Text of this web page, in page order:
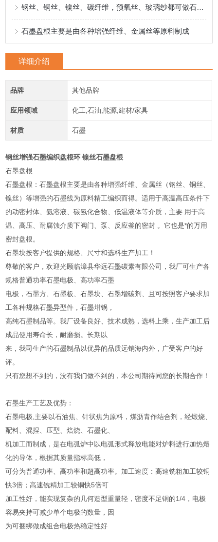
钢丝、铜丝、镍丝、碳纤维，预氧丝、玻璃纱都可做石墨盘根的简金属丝
石墨盘根主要是由各种增强纤维、金属丝等原料制成
详细介绍
品牌 其他品牌
应用领域 化工,石油,能源,建材/家具
材质 石墨
钢丝增强石墨编织盘根环 镍丝石墨盘根
石墨盘根
石墨盘根：石墨盘根主要是由各种增强纤维、金属丝（钢丝、铜丝、
镍丝）等增强的石墨线为原料精工编织而得。适用于高温高压条件下
的动密封体、氨溶液、碳氢化合物、低温液体等介质，主要 用于高
温、高压、耐腐蚀介质下阀门、泵、反应釜的密封 。它也是*的万用
密封盘根。
石墨块按客户提供的规格、尺寸和选料生产加工！
尊敬的客户，欢迎光顾临漳县华远石墨碳素有限公司，我厂可生产各
规格普通功率石墨电极、高功率石墨
电极，石墨方、石墨板、石墨块、石墨增碳剂、且可按照客户要求加
工各种规格石墨异型件，石墨坩锅，
高纯石墨制品等。我厂设备良好、技术成熟，选料上乘，生产加工后
成品使用寿命长，耐磨损。长期以
来，我司生产的石墨制品以优异的品质远销海内外，广受客户的好
评。
只有您想不到的，没有我们做不到的，本公司期待同您的长期合作！
石墨生产工艺及优势：
石墨电极,主要以石油焦、针状焦为原料，煤沥青作结合剂，经煅烧、
配料、混捏、压型、焙烧、石墨化、
机加工而制成，是在电弧炉中以电弧形式释放电能对炉料进行加热熔
化的导体，根据其质量指标高低，
可分为普通功率、高功率和超高功率。加工速度：高速铣粗加工较铜
快3倍；高速铣精加工较铜快5倍可
加工性好，能实现复杂的几何造型重量轻，密度不足铜的1/4，电极
容易夹持可减少单个电极的数量，因
为可捆绑做成组合电极热稳定性好